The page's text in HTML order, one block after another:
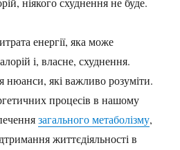
енергії, яка може
і, власне, схуднення.
нюанси, які важливо розуміти.
процесів в нашому
загального метаболізму,
життєдіяльності в